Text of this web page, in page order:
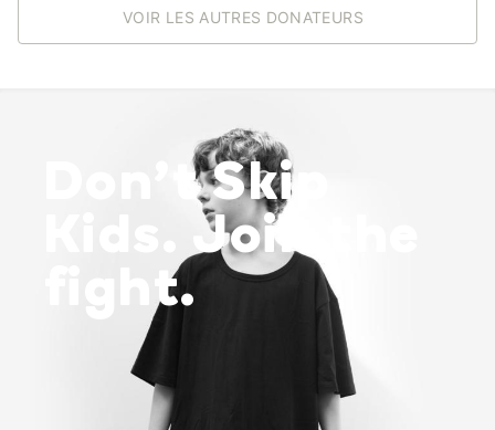
VOIR LES AUTRES DONATEURS
Don’t Skip
Kids. Join the
fight.